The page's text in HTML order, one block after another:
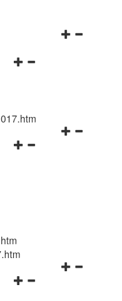
Navigationsmenü
Navigationsmenü
Navigationsmenü